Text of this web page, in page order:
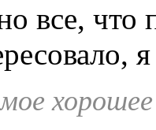
все, что
хорошее